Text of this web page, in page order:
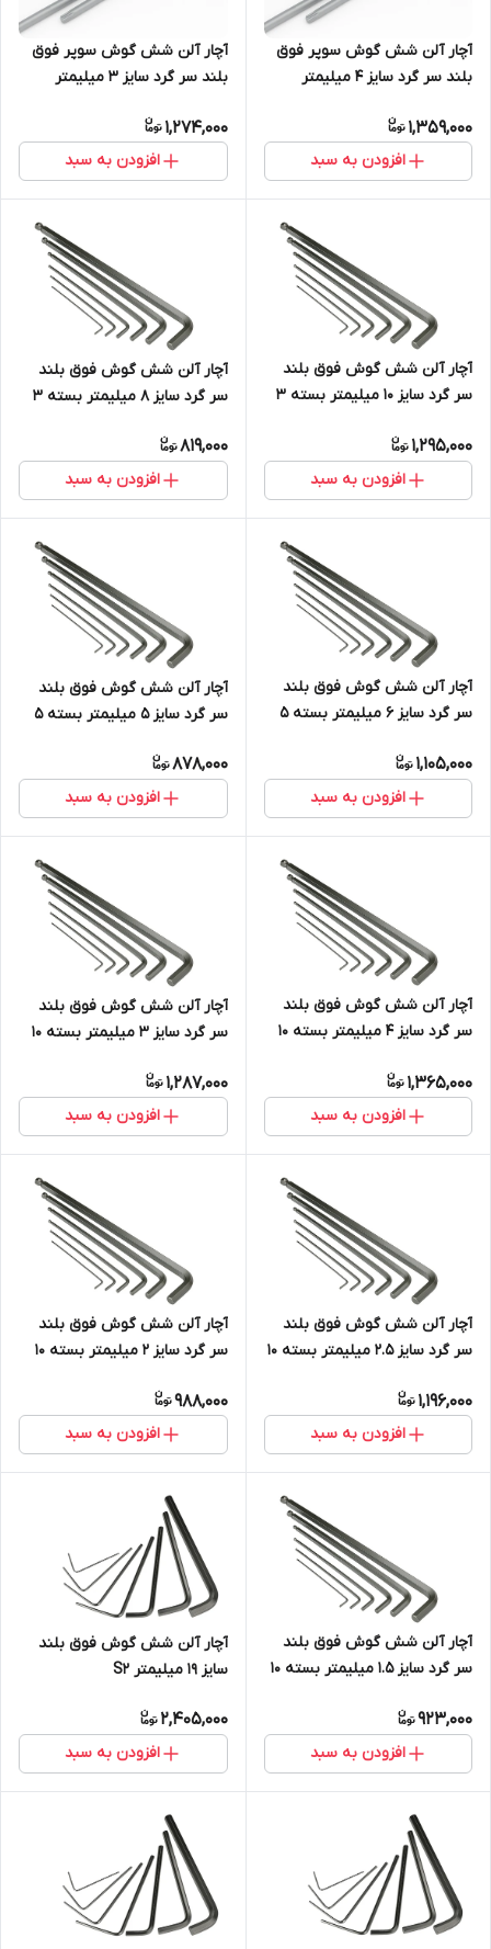
آچار آلن شش گوش سوپر فوق
بلند سر گرد سایز 4 میلیمتر
1,359,000
افزودن به سبد
آچار آلن شش گوش سوپر فوق
بلند سر گرد سایز 3 میلیمتر
1,274,000
افزودن به سبد
آچار آلن شش گوش فوق بلند
سر گرد سایز 10 میلیمتر بسته 3
1,295,000
افزودن به سبد
آچار آلن شش گوش فوق بلند
سر گرد سایز 8 میلیمتر بسته 3
819,000
افزودن به سبد
آچار آلن شش گوش فوق بلند
سر گرد سایز 6 میلیمتر بسته 5
1,105,000
افزودن به سبد
آچار آلن شش گوش فوق بلند
سر گرد سایز 5 میلیمتر بسته 5
878,000
افزودن به سبد
آچار آلن شش گوش فوق بلند
سر گرد سایز 4 میلیمتر بسته 10
1,365,000
افزودن به سبد
آچار آلن شش گوش فوق بلند
سر گرد سایز 3 میلیمتر بسته 10
1,287,000
افزودن به سبد
آچار آلن شش گوش فوق بلند
سر گرد سایز 2.5 میلیمتر بسته 10
1,196,000
افزودن به سبد
آچار آلن شش گوش فوق بلند
سر گرد سایز 2 میلیمتر بسته 10
988,000
افزودن به سبد
آچار آلن شش گوش فوق بلند
سر گرد سایز 1.5 میلیمتر بسته 10
923,000
افزودن به سبد
آچار آلن شش گوش فوق بلند
سایز 19 میلیمتر S2
2,405,000
افزودن به سبد